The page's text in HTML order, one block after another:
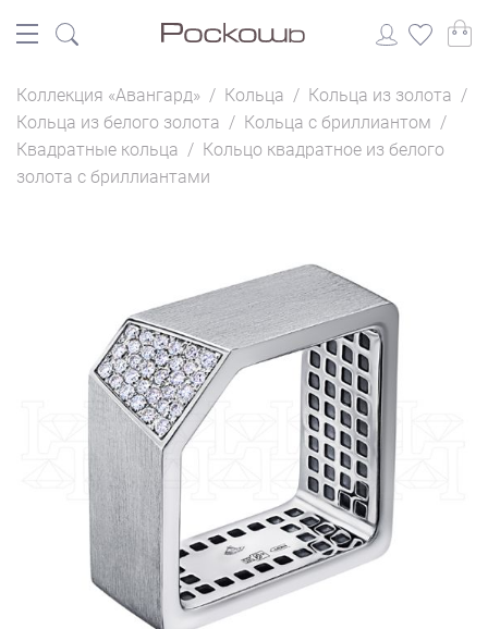
Коллекция «Авангард» / Кольца / Кольца из золота /
Кольца из белого золота / Кольца с бриллиантом /
Квадратные кольца / Кольцо квадратное из белого
золота с бриллиантами